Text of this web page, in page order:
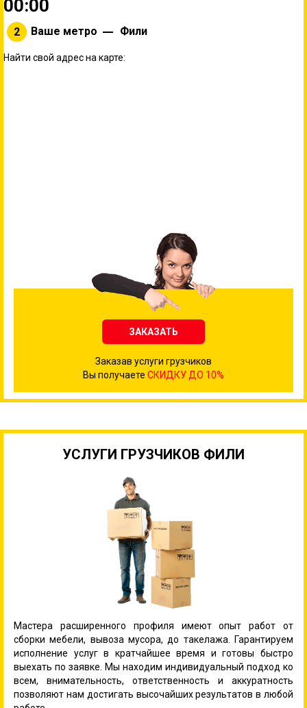
00:00
Ваше метро Фили
Найти свой адрес на карте:
ЗАКАЗАТЬ
Заказав услуги грузчиков
Вы получаете СКИДКУ ДО 10%
УСЛУГИ ГРУЗЧИКОВ ФИЛИ
Мастера расширенного профиля имеют опыт работ от
сборки мебели, вывоза мусора, до такелажа. Гарантируем
исполнение услуг в кратчайшее время и готовы быстро
выехать по заявке. Мы находим индивидуальный подход ко
всем, внимательность, ответственность и аккуратность
позволяют нам достигать высочайших результатов в любой